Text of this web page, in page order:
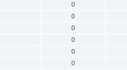
0
0
0
0
0
0